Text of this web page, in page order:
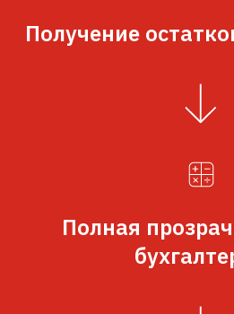
Получение
Полная